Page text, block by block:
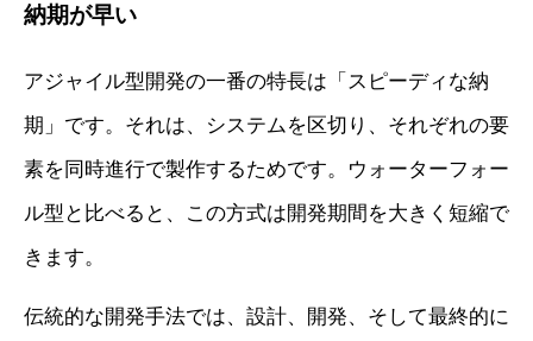
納期が早い
アジャイル型開発の一番の特長は「スピーディな納
期」です。それは、システムを区切り、それぞれの要
素を同時進行で製作するためです。ウォーターフォー
ル型と比べると、この方式は開発期間を大きく短縮で
きます。
伝統的な開発手法では、設計、開発、そして最終的に